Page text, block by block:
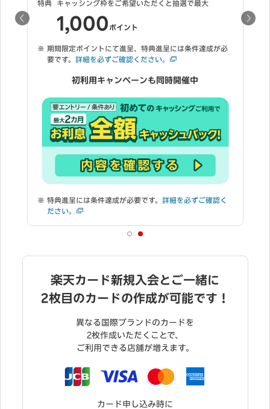
2,000
特典2 カードを60,000円以上ご利用でもれなく
期間限定ポイントにて進呈、特典進呈には条件達成が必
要です。詳細を必ずご確認ください。
楽天カード新規入会とご一緒に
2枚目のカードの作成が可能です！
異なる国際ブランドのカードを
2枚作成いただくことで、
ご利用できる店舗が増えます。
カード申し込み時に